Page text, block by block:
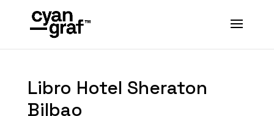
Libro Hotel Sheraton
Bilbao